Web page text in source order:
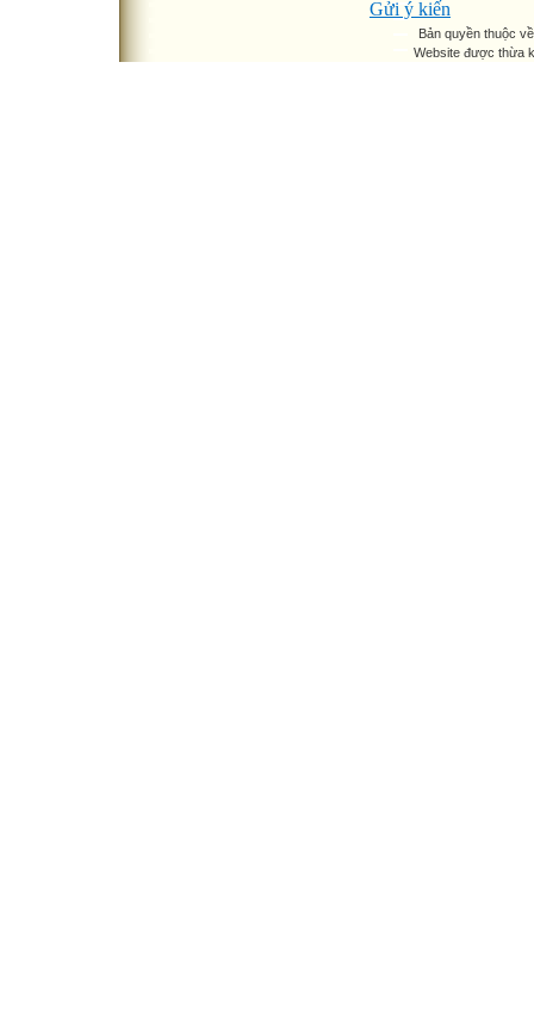
Gửi ý kiến
Bản quyền thuộc
Website được thừa